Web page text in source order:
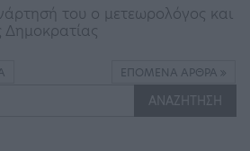
του ο μετεωρολόγος και
Δημοκρατίας
ΕΠΌΜΕΝΑ ΆΡΘΡΑ